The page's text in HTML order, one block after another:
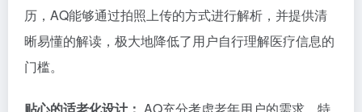
历，AQ能够通过拍照上传的方式进行解析，并提供清
晰易懂的解读，极大地降低了用户自行理解医疗信息的
门槛。